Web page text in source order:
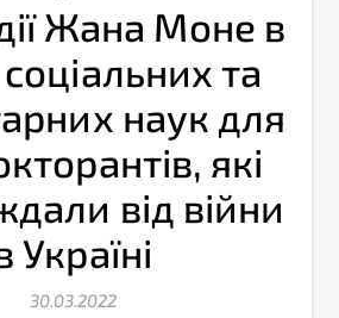
Жана Моне в
соціальних та
наук для
які
від війни
Україні
30.03.2022